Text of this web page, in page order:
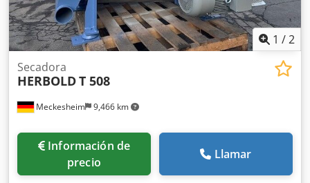
1 /2
Meckesheim 9,466 km
Secadora
HERBOLDT 508
Información de
precio
Llamar